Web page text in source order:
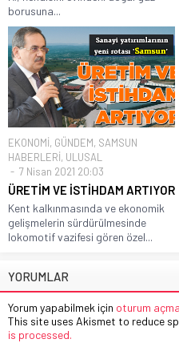
borusuna...
EKONOMİ, GÜNDEM, SAMSUN
HABERLERİ, ULUSAL
7 Nisan 2021 20:03
ÜRETİM VE İSTİHDAM ARTIYOR
Kent kalkınmasında ve ekonomik
gelişmelerin sürdürülmesinde
lokomotif vazifesi gören özel...
YORUMLAR
Yorum yapabilmek için oturum
This site uses Akismet to reduce
is processed.